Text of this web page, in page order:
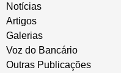
Notícias
Artigos
Galerias
Voz do Bancário
Outras Publicações